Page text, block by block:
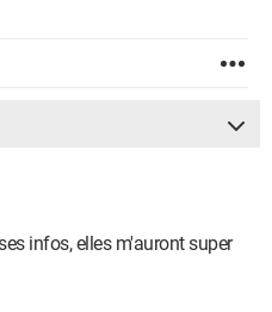
infos, elles m'auront super